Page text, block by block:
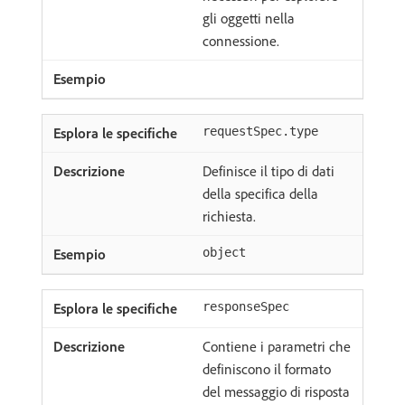
gli oggetti nella
connessione.
requestSpec.type
Definisce il tipo di dati
della specifica della
richiesta.
object
responseSpec
Contiene i parametri che
definiscono il formato
del messaggio di risposta